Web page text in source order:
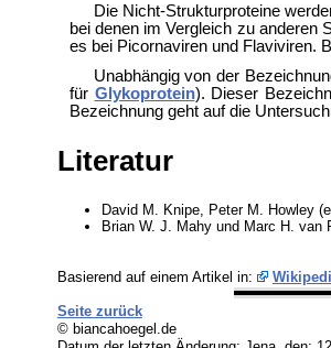
Die Nicht-Strukturproteine
bei denen im Vergleich zu anderen
es bei Picornaviren und Flaviviren.
Unabhängig von der
für Glykoprotein). Dieser
Bezeichnung geht auf die
Literatur
David M. Knipe, Peter M. Howley
Brian W. J. Mahy und Marc H. van
Basierend auf einem Artikel in:
Seite zurück
© biancahoegel.de